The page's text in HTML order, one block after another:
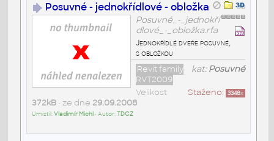
Posuvné - jednokřídlové - obložka
Posuvné_-_jednokří
dlové_-_obložka.rfa
Jednokřídlé dveře posuvné,
s obložkou
kat:Posuvné
Revit family
RVT2009
Staženo: 3348x
Velikost
372kB• ze dne 29.09.2008
Umístil:Vladimír Michl • Autor:TDCZ